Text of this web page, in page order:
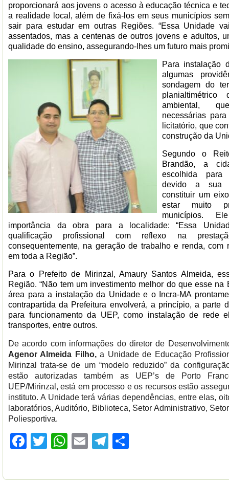
proporcionará aos jovens o acesso à educação técnica e
a realidade local, além de fixá-los em seus municípios
sair para estudar em outras Regiões. “Essa Unidade
assentados, mas a centenas de outros jovens e adultos,
qualidade do ensino, assegurando-lhes um futuro mais
Para instalação
algumas
sondagem do
ambiental,
necessárias
licitatório, que
construção da
Segundo o
Brandão, a
escolhida
devido a sua
constituir um
estar muito
municípios.
importância da obra para a localidade: “Essa
qualificação profissional com reflexo na
consequentemente, na geração de trabalho e renda, com
em toda a Região”.
Para o Prefeito de Mirinzal, Amaury Santos Almeida,
Região. “Não tem um investimento melhor do que esse na
área para a instalação da Unidade e o Incra-MA
contrapartida da Prefeitura envolverá, a princípio, a parte
para funcionamento da UEP, como instalação de rede
transportes, entre outros.
De acordo com informações do diretor de
Agenor Almeida Filho,a Unidade de Educação
Mirinzal trata-se de um “modelo reduzido” da
estão autorizadas também as UEP’s de Porto
UEP/Mirinzal, está em processo e os recursos estão
instituto. A Unidade terá várias dependências, entre elas,
laboratórios, Auditório, Biblioteca, Setor Administrativo,
Poliesportiva.
Facebook
Twitter
WhatsApp
EmailTelegram